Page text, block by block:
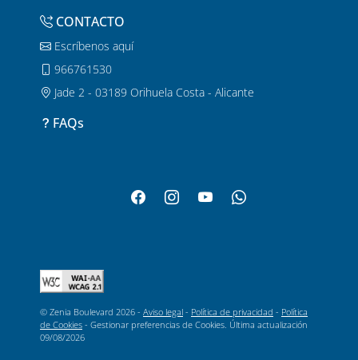
CONTACTO
Escríbenos aquí
966761530
Jade 2 - 03189 Orihuela Costa - Alicante
FAQs
© Zenia Boulevard 2026 - Aviso legal - Política de privacidad - Política
de Cookies - Gestionar preferencias de Cookies . Última actualización
09/08/2026